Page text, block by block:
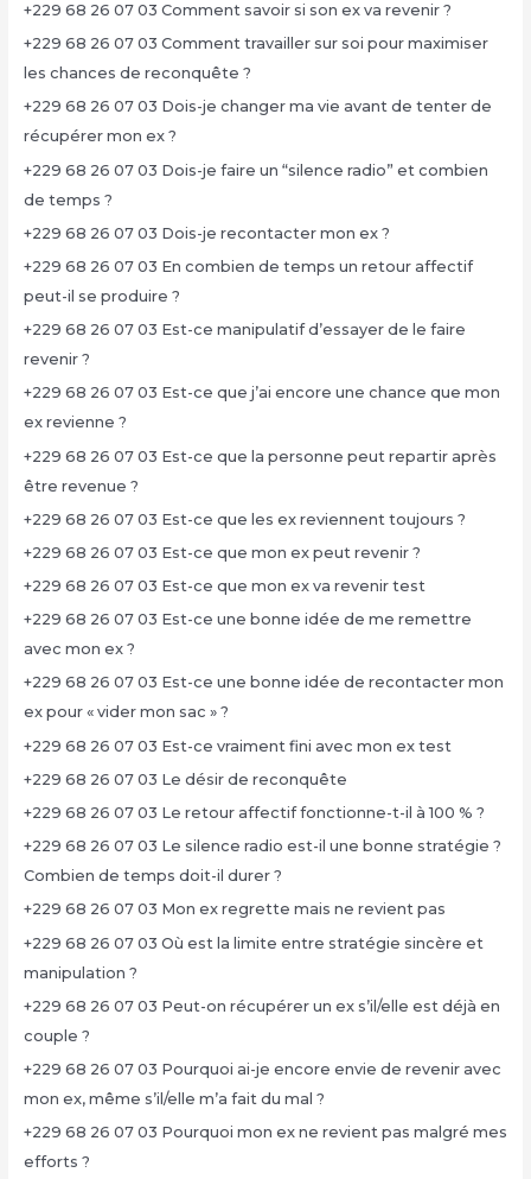
+229 68 26 07 03 Comment savoir si son ex va revenir ?
+229 68 26 07 03 Comment travailler sur soi pour maximiser
les chances de reconquête ?
+229 68 26 07 03 Dois-je changer ma vie avant de tenter de
récupérer mon ex ?
+229 68 26 07 03 Dois-je faire un “silence radio” et combien
de temps ?
+229 68 26 07 03 Dois-je recontacter mon ex ?
+229 68 26 07 03 En combien de temps un retour affectif
peut-il se produire ?
+229 68 26 07 03 Est-ce manipulatif d’essayer de le faire
revenir ?
+229 68 26 07 03 Est-ce que j’ai encore une chance que mon
ex revienne ?
+229 68 26 07 03 Est-ce que la personne peut repartir après
être revenue ?
+229 68 26 07 03 Est-ce que les ex reviennent toujours ?
+229 68 26 07 03 Est-ce que mon ex peut revenir ?
+229 68 26 07 03 Est-ce que mon ex va revenir test
+229 68 26 07 03 Est-ce une bonne idée de me remettre
avec mon ex ?
+229 68 26 07 03 Est-ce une bonne idée de recontacter mon
ex pour « vider mon sac » ?
+229 68 26 07 03 Est-ce vraiment fini avec mon ex test
+229 68 26 07 03 Le désir de reconquête
+229 68 26 07 03 Le retour affectif fonctionne-t-il à 100 % ?
+229 68 26 07 03 Le silence radio est-il une bonne stratégie ?
Combien de temps doit-il durer ?
+229 68 26 07 03 Mon ex regrette mais ne revient pas
+229 68 26 07 03 Où est la limite entre stratégie sincère et
manipulation ?
+229 68 26 07 03 Peut-on récupérer un ex s’il/elle est déjà en
couple ?
+229 68 26 07 03 Pourquoi ai-je encore envie de revenir avec
mon ex, même s’il/elle m’a fait du mal ?
+229 68 26 07 03 Pourquoi mon ex ne revient pas malgré mes
efforts ?